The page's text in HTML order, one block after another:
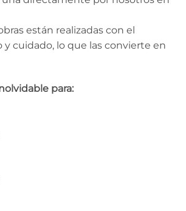
están realizadas con el
y cuidado, lo que las convierte en
para: